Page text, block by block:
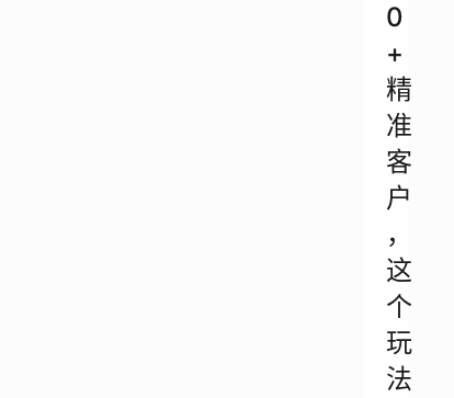
0
+
精
准
客
户
，
这
个
玩
法